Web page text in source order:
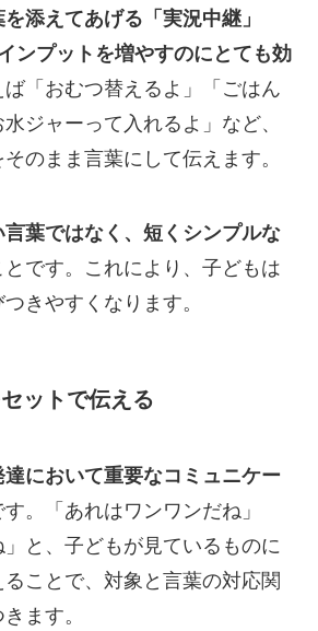
添えてあげる「実況中継」
ンプットを増やすのにとても効
「おむつ替えるよ」「ごはん
ジャーって入れるよ」など、
のまま言葉にして伝えます。
葉ではなく、短くシンプルな
とです。これにより、子どもは
きやすくなります。
ットで伝える
において重要なコミュニケー
す。「あれはワンワンだね」
」と、子どもが見ているものに
ことで、対象と言葉の対応関
ます。